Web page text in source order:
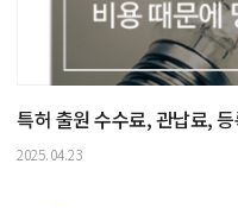
특허 출원 수수료, 관납료,
2025.04.23